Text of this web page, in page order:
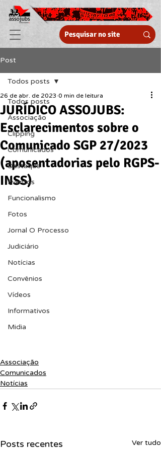
Post
Todos posts
Associação
Clipping
Comunicados
Destaque
Eventos
Funcionalismo
Fotos
Jornal O Processo
Judiciário
Notícias
Convênios
Vídeos
Informativos
Midia
Todos posts
JURÍDICO ASSOJUBS:
Esclarecimentos sobre o
Comunicado SGP 27/2023
(aposentadorias pelo RGPS-
INSS)
26 de abr. de 2023 0 min de leitura
Associação
Comunicados
Notícias
Posts recentes Ver tudo